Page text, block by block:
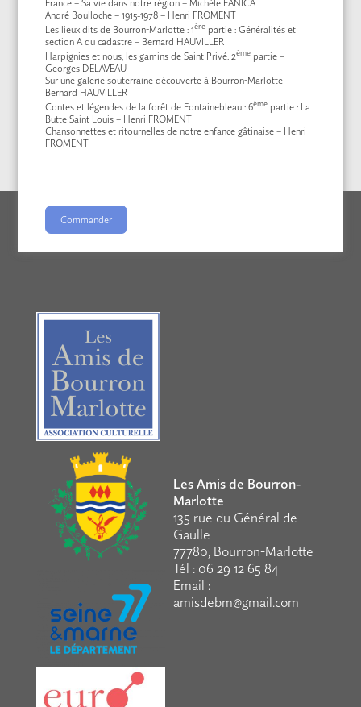
France – Sa vie dans notre région – Michèle FANICA
André Boulloche – 1915-1978 – Henri FROMENT
Les lieux-dits de Bourron-Marlotte : 1ère partie : Généralités et
section A du cadastre – Bernard HAUVILLER
Harpignies et nous, les gamins de Saint-Privé. 2ème partie –
Georges DELAVEAU
Sur une galerie souterraine découverte à Bourron-Marlotte –
Bernard HAUVILLER
Contes et légendes de la forêt de Fontainebleau : 6ème partie : La
Butte Saint-Louis – Henri FROMENT
Chansonnettes et ritournelles de notre enfance gâtinaise – Henri
FROMENT
Commander
Les Amis de Bourron-
Marlotte
135 rue du Général de
Gaulle
77780, Bourron-Marlotte
Tél : 06 29 12 65 84
Email :
amisdebm@gmail.com